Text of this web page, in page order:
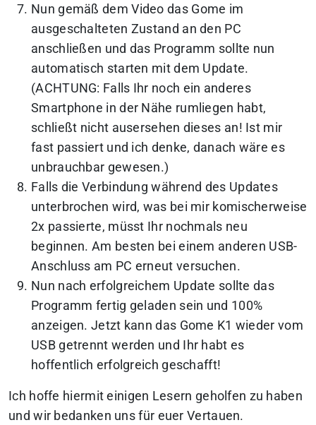
Nun gemäß dem Video das Gome im
ausgeschalteten Zustand an den PC
anschließen und das Programm sollte nun
automatisch starten mit dem Update.
(ACHTUNG: Falls Ihr noch ein anderes
Smartphone in der Nähe rumliegen habt,
schließt nicht ausersehen dieses an! Ist mir
fast passiert und ich denke, danach wäre es
unbrauchbar gewesen.)
Falls die Verbindung während des Updates
unterbrochen wird, was bei mir komischerweise
2x passierte, müsst Ihr nochmals neu
beginnen. Am besten bei einem anderen USB-
Anschluss am PC erneut versuchen.
Nun nach erfolgreichem Update sollte das
Programm fertig geladen sein und 100%
anzeigen. Jetzt kann das Gome K1 wieder vom
USB getrennt werden und Ihr habt es
hoffentlich erfolgreich geschafft!
Ich hoffe hiermit einigen Lesern geholfen zu haben
und wir bedanken uns für euer Vertauen.